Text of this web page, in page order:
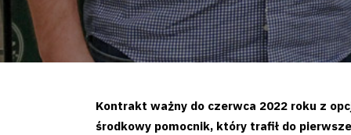
Kontrakt ważny do czerwca 2022 roku z
środkowy pomocnik, który trafił do